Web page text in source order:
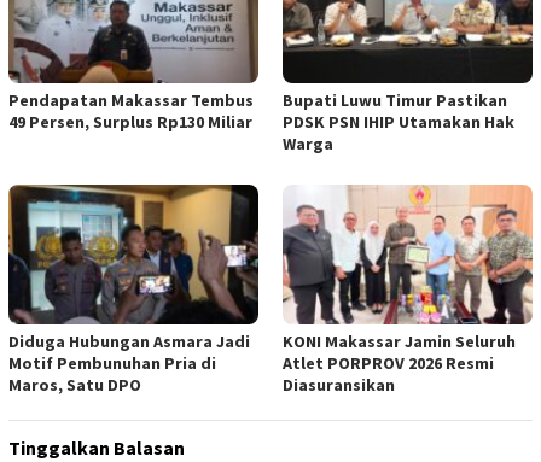
Pendapatan Makassar Tembus
49 Persen, Surplus Rp130 Miliar
Bupati Luwu Timur Pastikan
PDSK PSN IHIP Utamakan Hak
Warga
Diduga Hubungan Asmara Jadi
Motif Pembunuhan Pria di
Maros, Satu DPO
KONI Makassar Jamin Seluruh
Atlet PORPROV 2026 Resmi
Diasuransikan
Tinggalkan Balasan